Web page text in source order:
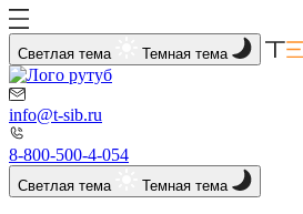
Светлая тема Темная тема
info@t-sib.ru
8-800-500-4-054
Светлая тема Темная тема